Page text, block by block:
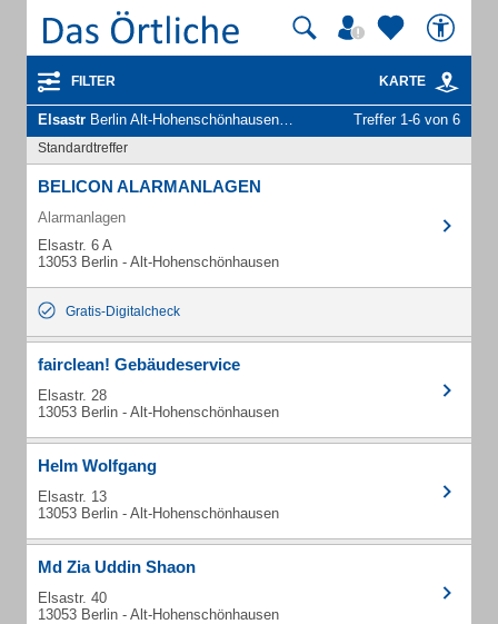
FILTER KARTE
Elsastr Berlin Alt-Hohenschönhausen - Unternehmen und Personen Treffer 1-6 von 6
Standardtreffer
BELICON ALARMANLAGEN
Alarmanlagen
Elsastr. 6 A
13053 Berlin - Alt-Hohenschönhausen
Gratis-Digitalcheck
fairclean! Gebäudeservice
Elsastr. 28
13053 Berlin - Alt-Hohenschönhausen
Helm Wolfgang
Elsastr. 13
13053 Berlin - Alt-Hohenschönhausen
Md Zia Uddin Shaon
Elsastr. 40
13053 Berlin - Alt-Hohenschönhausen